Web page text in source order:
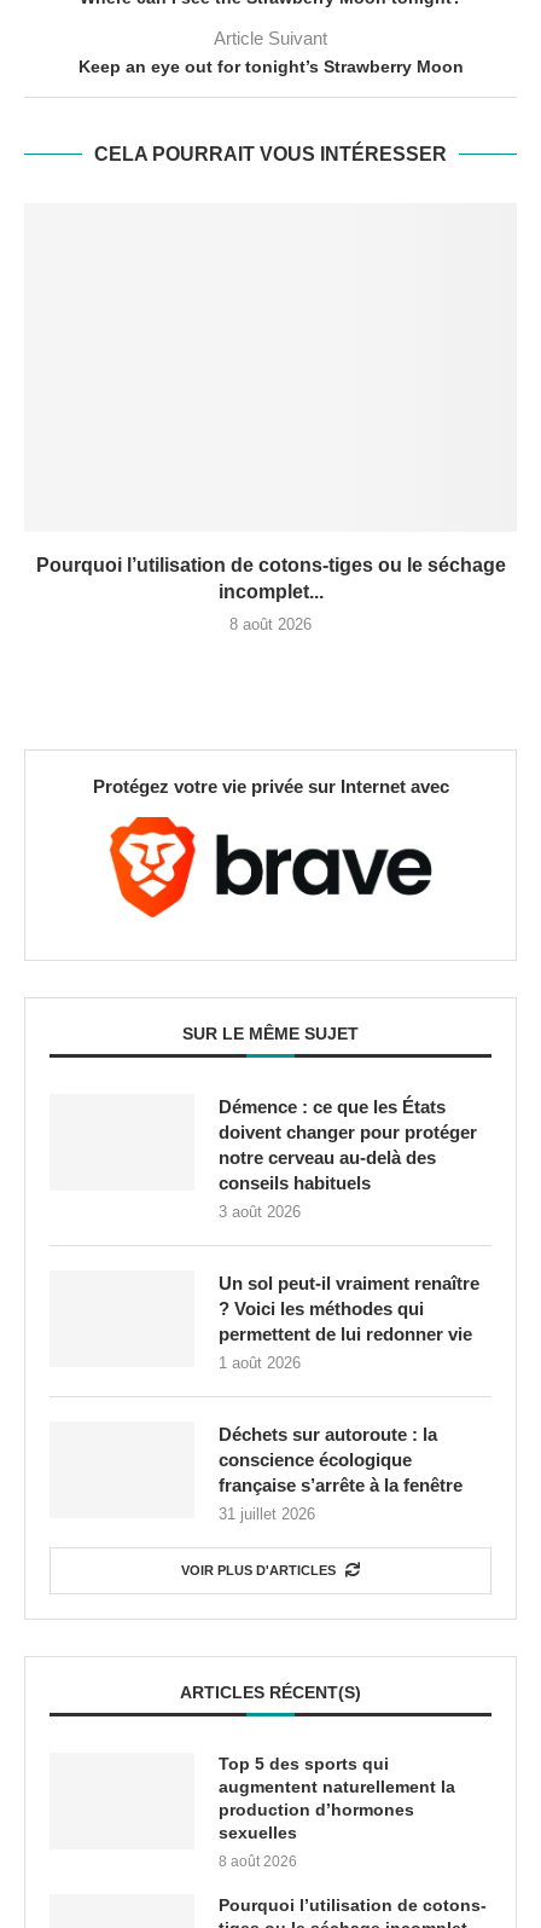
Article Suivant
Keep an eye out for tonight’s Strawberry Moon
CELA POURRAIT VOUS INTÉRESSER
Pourquoi l’utilisation de cotons-tiges ou le séchage
incomplet...
8 août 2026
Protégez votre vie privée sur Internet avec
SUR LE MÊME SUJET
Démence : ce que les États
doivent changer pour protéger
notre cerveau au-delà des
conseils habituels
3 août 2026
Un sol peut-il vraiment renaître
? Voici les méthodes qui
permettent de lui redonner vie
1 août 2026
Déchets sur autoroute : la
conscience écologique
française s’arrête à la fenêtre
31 juillet 2026
VOIR PLUS D'ARTICLES
ARTICLES RÉCENT(S)
Top 5 des sports qui
augmentent naturellement la
production d’hormones
sexuelles
8 août 2026
Pourquoi l’utilisation de cotons-